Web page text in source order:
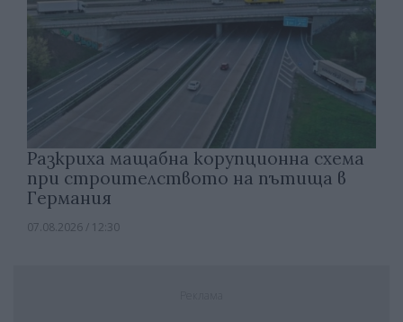
Разкриха мащабна корупционна схема
при строителството на пътища в
Германия
07.08.2026 / 12:30